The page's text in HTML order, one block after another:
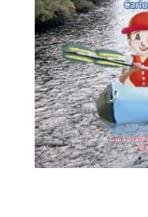
D. Máximo Gómez
Catedralicio Diocesano